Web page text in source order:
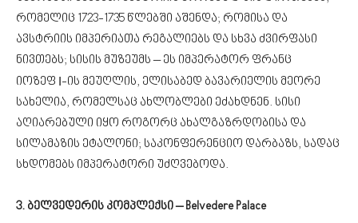
რომელიც 1723-1735 წლებში აშენდა; რომისა და
ავსტრიის იმპერიათა რეგალიებს და სხვა ძვირფასი
ნივთებს; სისის მუზეუმს – ეს იმპერატორ ფრანც
იოზეფ I-ის მეუღლის, ელისაბედ ბავარიელის მეორე
სახელია, რომელსაც ახლობლები ეძახდნენ. სისი
აღიარებული იყო როგორც ახალგაზრდობისა და
სილამაზის ეტალონი; საკონფერენციო დარბაზს, სადაც
სხდომებს იმპერატორი უძღვებოდა.
3. ბელვედერის კომპლექსი – Belvedere Palace